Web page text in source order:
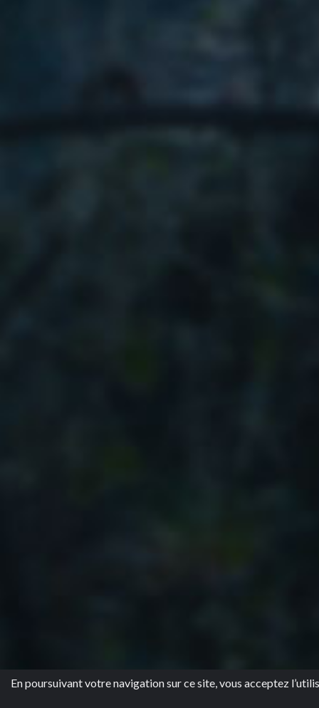
En poursuivant votre navigation sur ce site, vous acceptez